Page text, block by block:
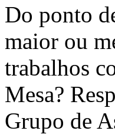
Do ponto
maior ou
trabalhos
Mesa?
Grupo de